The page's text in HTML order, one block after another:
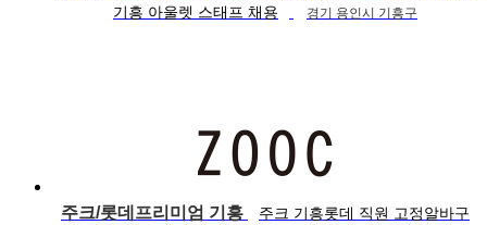
기흥 아울렛 스태프 채용
경기 용인시 기흥구
주크/롯데프리미엄 기흥
주크 기흥롯데 직원 고정알바구